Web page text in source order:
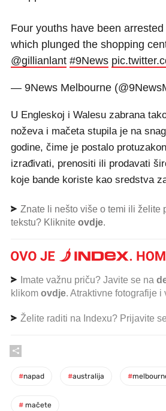
Four youths have been
which plunged the shopping
@gillianlant #9News
— 9News Melbourne
U Engleskoj i Walesu zabrana
noževa i mačeta stupila je na
godine, čime je postalo
izrađivati, prenositi ili prodavati
koje bande koriste kao sredstva
Znate li nešto više o temi ili želite
tekstu? Kliknite ovdje.
Imate važnu priču? Javite se na
klikom ovdje. Atraktivne fotografije i
Želite raditi na Indexu? Prijavite se
#napad #australija #
# mačete